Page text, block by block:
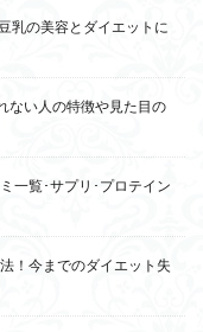
乳の美容とダイエットに
ない人の特徴や見た目の
一覧･サプリ･プロテイン
！今までのダイエット失